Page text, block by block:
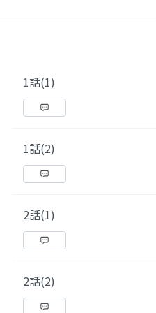
1話(1)
1話(2)
2話(1)
2話(2)